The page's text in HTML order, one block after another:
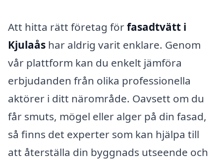
Att hitta rätt företag förfasadtvätt i
Kjulaås har aldrig varit enklare. Genom
vår plattform kan du enkelt jämföra
erbjudanden från olika professionella
aktörer i ditt närområde. Oavsett om du
får smuts, mögel eller alger på din fasad,
så finns det experter som kan hjälpa till
att återställa din byggnads utseende och